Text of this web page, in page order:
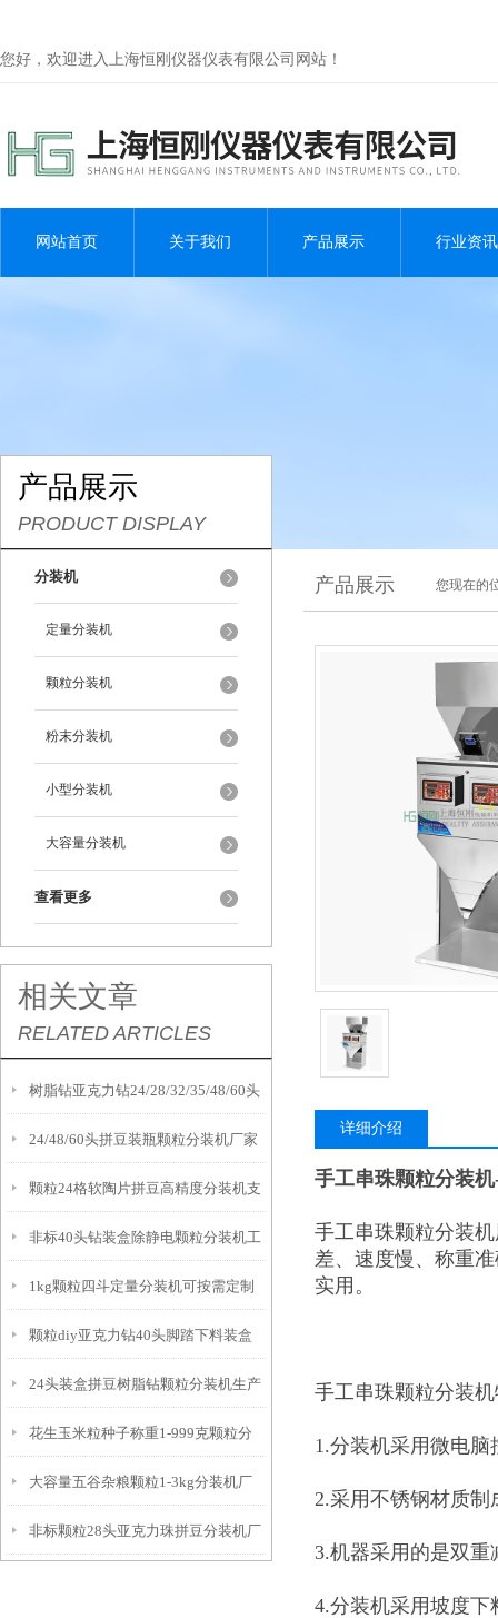
您好，欢迎进入上海恒刚仪器仪表有限公司网站！
网站首页 关于我们 产品展示 行业资讯
产品展示
PRODUCT DISPLAY
分装机
定量分装机
颗粒分装机
粉末分装机
小型分装机
大容量分装机
查看更多
相关文章
RELATED ARTICLES
树脂钻亚克力钻24/28/32/35/48/60头
颗粒分装机支持定制
24/48/60头拼豆装瓶颗粒分装机厂家
颗粒24格软陶片拼豆高精度分装机支
持定制
非标40头钻装盒除静电颗粒分装机工
作原理
1kg颗粒四斗定量分装机可按需定制
颗粒diy亚克力钻40头脚踏下料装盒
分装机厂家
24头装盒拼豆树脂钻颗粒分装机生产
厂家
花生玉米粒种子称重1-999克颗粒分
装机产品介绍
大容量五谷杂粮颗粒1-3kg分装机厂
家
非标颗粒28头亚克力珠拼豆分装机厂
产品展示 您现在的
详细介绍
手工串珠颗粒分装
手工串珠颗粒分装
差、速度慢、称重
实用。
手工串珠颗粒分装
1.分装机采用微电
2.采用不锈钢材质
3.机器采用的是双
4.分装机采用坡度